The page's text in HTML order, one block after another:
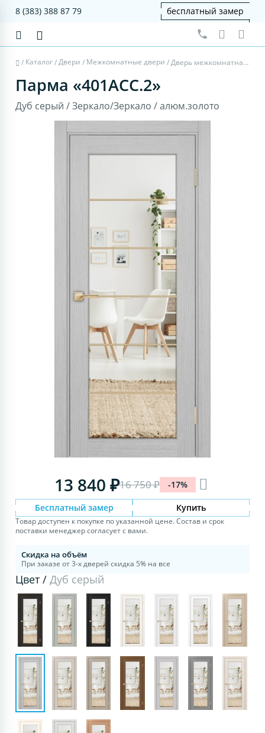
8 (383) 388 87 79 бесплатный замер
/ Каталог/Двери / Межкомнатные двери / Дверь межкомнатная Парма 401АСС.2 - дуб серый, зеркало/зеркало, алюм.золото
Парма «401АСС.2»
Дуб серый / Зеркало/Зеркало / алюм.золото
13 840 ₽16 750 ₽ -17%
Бесплатный замер Купить
Товар доступен к покупке по указанной цене. Состав и срок
поставки менеджер согласует с вами.
Скидка на объём
При заказе от 3-х дверей скидка 5% на все
Цвет /Дуб серый